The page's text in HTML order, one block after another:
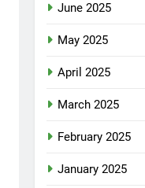
June 2025
May 2025
April 2025
March 2025
February 2025
January 2025